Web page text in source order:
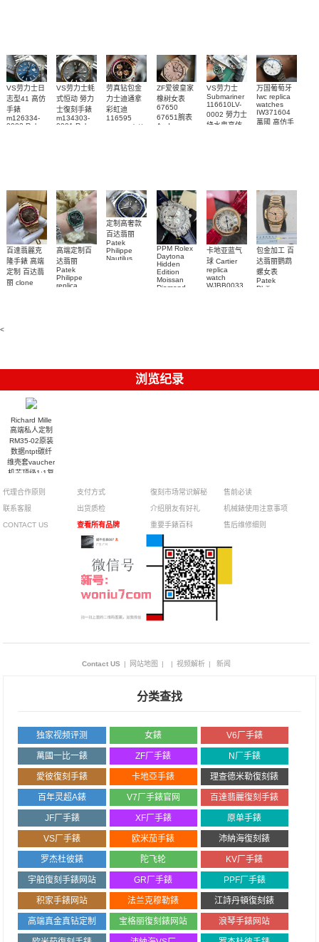
VS劳力士日
志型41 高仿
手錶
m126334-
0002 Rolex
VS劳力士蚝
式恒动 勞力
士復刻手錶
m134303-
0001 Rolex
劳真钻包金
力士迪通拿
彩虹迪
116595
ZF爱彼皇家
橡树女表
67650
67651腕表
Audemars
VS劳力士
Submariner
116610LV-
0002 勞力士
綠水鬼高仿
万国葡萄牙
Iwc replica
watches
IW371604
萬國 高仿手
百達翡麗克
隆手錶 高端
定制 百达翡
丽 clone
高端定制百
达翡丽
Patek
Philippe
replica
定制高奢款
百达翡丽
Patek
Philippe
Nautilus
PPM Rolex
Daytona
Hidden
Edition
Moissan
Diamond
卡地亚蓝气
球 Cartier
replica
watch
WJBB0033
包金加工 百
达翡丽鹦鹉
螺女表
Patek
Philippe
<
浏览纪录
Richard Mille
高端私人定制
RM35-02原装
数据ntpt碳纤
维壳套vaucher
机芯顶级1:1复
代理合作原则
联系客服
CONTACT US
支付方式
出货质检
查看所有品牌
復刻市场常识解秘
介绍朋友有好礼
重要手錶百科
售前必读
机械錶使用注意事项
售后维修细则
Contact US | 网站地图 | | 视频解析 | 新闻
分类查找
独家视频评测 女錶 V6厂手錶
萬國一比一錶 ZF厂手錶 N厂手錶
愛彼復刻手錶 卡地亞手錶 理查德米勒復刻錶
百年灵超A錶 V7厂手錶官网 百達翡麗復刻手錶
JF厂手錶 XF厂手錶 原单手錶
VS厂手錶 欧米茄手錶 沛納海復刻錶
罗杰杜彼錶 陀飞轮 KV厂手錶
宇舶復刻手錶网站 GR厂手錶 PPF厂手錶
积家手錶网站 法兰克穆勒錶 江詩丹頓復刻錶
高端真金真钻定制 宝格丽復刻錶网站 浪琴手錶网站